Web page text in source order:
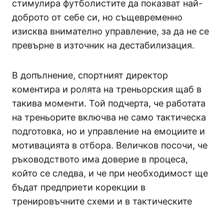
стимулира футболистите да показват най-
доброто от себе си, но същевременно
изисква внимателно управление, за да не се
превърне в източник на дестабилизация.
В допълнение, спортният директор
коментира и ролята на треньорския щаб в
такива моменти. Той подчерта, че работата
на треньорите включва не само тактическа
подготовка, но и управление на емоциите и
мотивацията в отбора. Величков посочи, че
ръководството има доверие в процеса,
който се следва, и че при необходимост ще
бъдат предприети корекции в
тренировъчните схеми и в тактическите